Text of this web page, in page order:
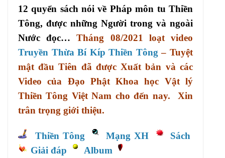
12 quyển sách nói về Pháp môn tu Thiền
Tông, được những Người trong và ngoài
Nước đọc…Tháng 08/2021 loạt video
Truyền Thừa Bí Kíp Thiền Tông – Tuyệt
mật đầu Tiên đã được Xuất bản và các
Video của Đạo Phật Khoa học Vật lý
Thiền Tông Việt Nam cho đến nay. Xin
trân trọng giới thiệu.
Thiền Tông Mạng XH
Sách
Giải đáp
Album